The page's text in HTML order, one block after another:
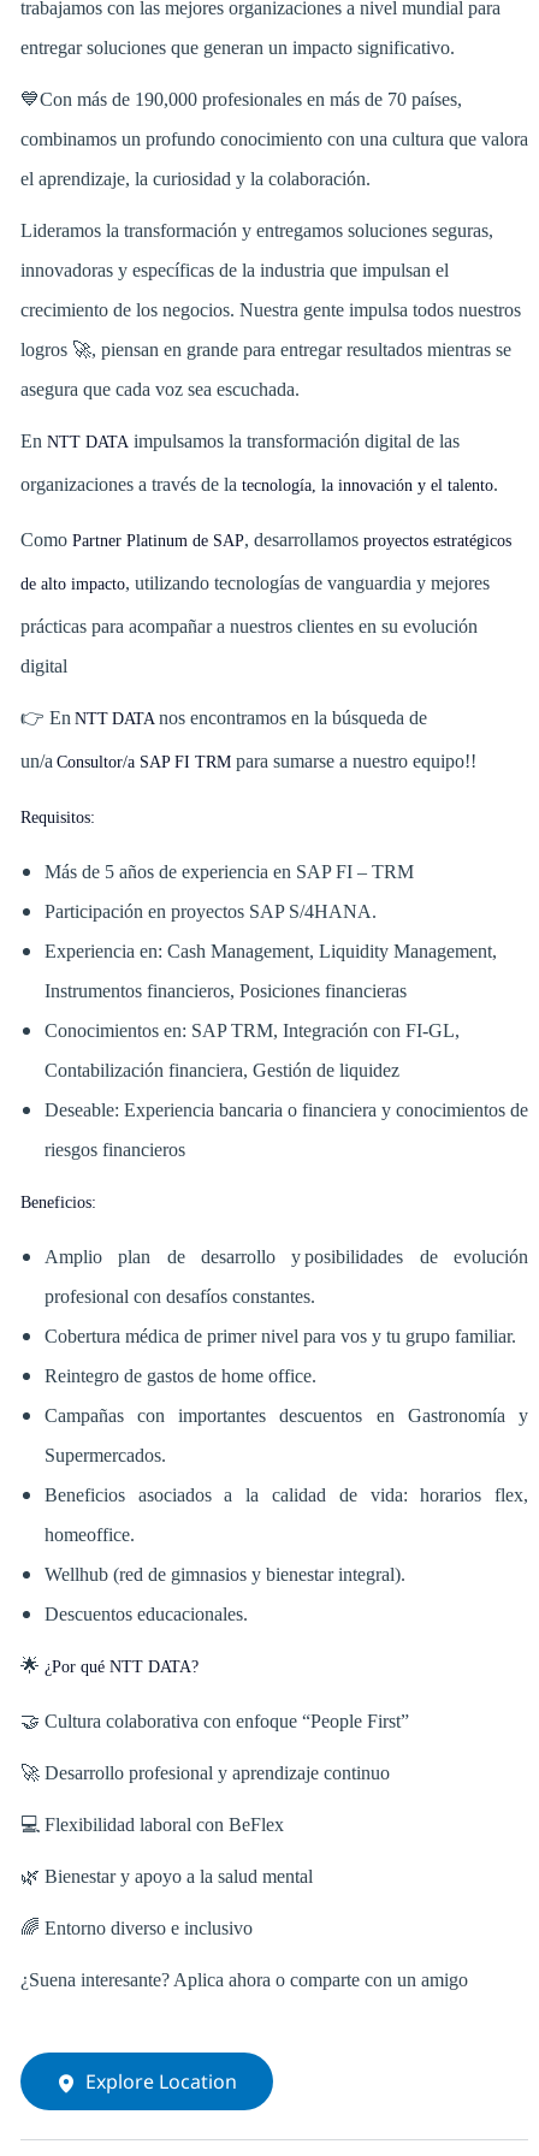
trabajamos con las mejores organizaciones a nivel mundial para
entregar soluciones que generan un impacto significativo.
💙Con más de 190,000 profesionales en más de 70 países,
combinamos un profundo conocimiento con una cultura que valora
el aprendizaje, la curiosidad y la colaboración.
Lideramos la transformación y entregamos soluciones seguras,
innovadoras y específicas de la industria que impulsan el
crecimiento de los negocios. Nuestra gente impulsa todos nuestros
logros 🚀, piensan en grande para entregar resultados mientras se
asegura que cada voz sea escuchada.
En NTT DATA impulsamos la transformación digital de las
organizaciones a través de la tecnología, la innovación y el talento.
Como Partner Platinum de SAP, desarrollamos proyectos estratégicos
de alto impacto, utilizando tecnologías de vanguardia y mejores
prácticas para acompañar a nuestros clientes en su evolución
digital
👉 EnNTT DATA nos encontramos en la búsqueda de
un/a Consultor/a SAP FI TRM para sumarse a nuestro equipo!!
Requisitos:
Más de 5 años de experiencia en SAP FI – TRM
Participación en proyectos SAP S/4HANA.
Experiencia en: Cash Management, Liquidity Management,
Instrumentos financieros, Posiciones financieras
Conocimientos en: SAP TRM, Integración con FI-GL,
Contabilización financiera, Gestión de liquidez
Deseable: Experiencia bancaria o financiera y conocimientos de
riesgos financieros
Beneficios:
Amplio plan de desarrollo y posibilidades de evolución
profesional con desafíos constantes.
Cobertura médica de primer nivel para vos y tu grupo familiar.
Reintegro de gastos de home office.
Campañas con importantes descuentos en Gastronomía y
Supermercados.
Beneficios asociados a la calidad de vida: horarios flex,
homeoffice.
Wellhub (red de gimnasios y bienestar integral).
Descuentos educacionales.
🌟 ¿Por qué NTT DATA?
🤝 Cultura colaborativa con enfoque “People First”
🚀 Desarrollo profesional y aprendizaje continuo
💻 Flexibilidad laboral con BeFlex
🌿 Bienestar y apoyo a la salud mental
🌈 Entorno diverso e inclusivo
¿Suena interesante? Aplica ahora o comparte con un amigo
Explore Location